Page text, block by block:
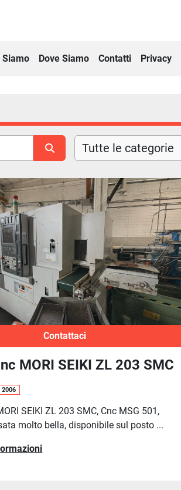
Siamo Dove Siamo Contatti Privacy
Tutte le categorie
Contattaci
MORI SEIKI ZL 203 SMC
2006
SEIKI ZL 203 SMC, Cnc MSG 501,
molto bella, disponibile sul posto ...